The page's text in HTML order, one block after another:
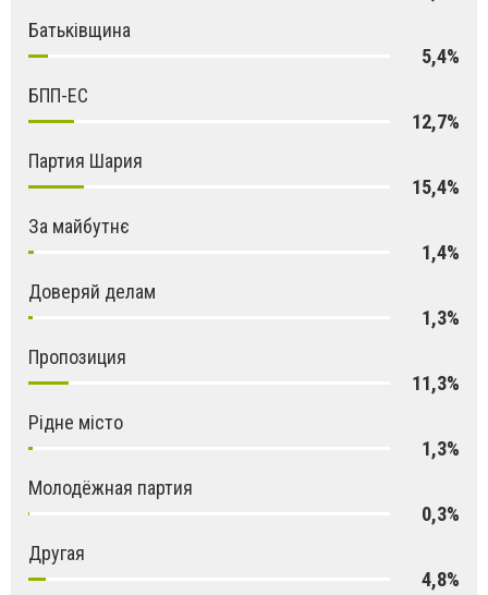
Батьківщина
5,4%
БПП-ЕС
12,7%
Партия Шария
15,4%
За майбутнє
1,4%
Доверяй делам
1,3%
Пропозиция
11,3%
Рідне місто
1,3%
Молодёжная партия
0,3%
Другая
4,8%